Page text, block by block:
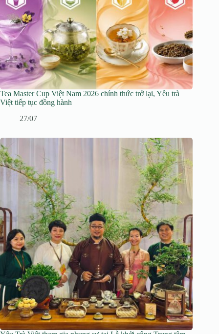
Tea Master Cup Việt Nam 2026 chính thức trở lại, Yêu trà
Việt tiếp tục đồng hành
27/07